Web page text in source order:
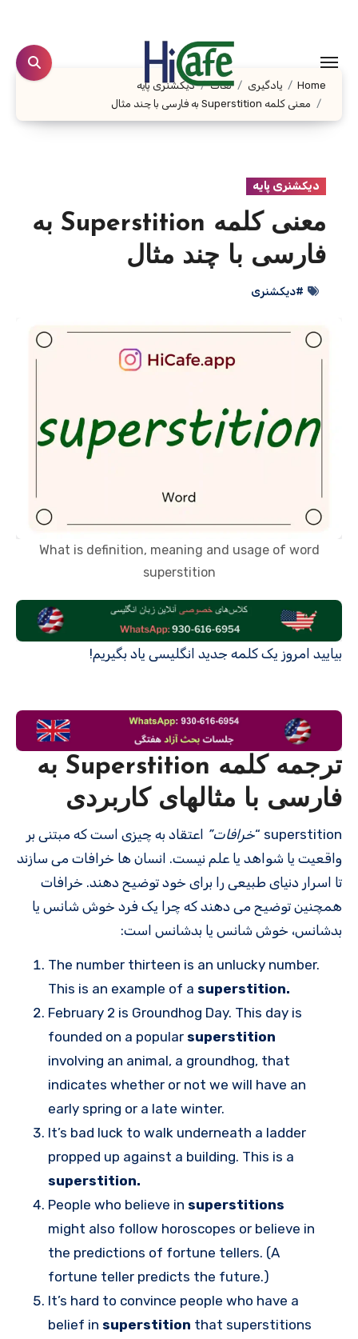
content
Home یادگیری لغات
دیکشنری پایه
معنی کلمه Superstition به فارسی با چند مثال
دیکشنری پایه
معنی کلمه Superstition به
فارسی با چند مثال
#دیکشنری
What is definition, meaning and usage of word
superstition
بیایید امروز یک کلمه جدید انگلیسی یاد بگیریم!
ترجمه کلمه Superstition به
فارسی با مثالهای کاربردی
superstition “ خرافات” اعتقاد به چیزی است که مبتنی بر
واقعیت یا شواهد یا علم نیست. انسان ها خرافات می سازند
تا اسرار دنیای طبیعی را برای خود توضیح دهند. خرافات
همچنین توضیح می دهند که چرا یک فرد خوش شانس یا
بدشانس، خوش شانس یا بدشانس است:
The number thirteen is an unlucky number.
This is an example of a superstition.
February 2 is Groundhog Day. This day is
founded on a popular superstition
involving an animal, a groundhog, that
indicates whether or not we will have an
early spring or a late winter.
It’s bad luck to walk underneath a ladder
propped up against a building. This is a
superstition.
People who believe in superstitions
might also follow horoscopes or believe in
the predictions of fortune tellers. (A
fortune teller predicts the future.)
It’s hard to convince people who have a
belief in superstition that superstitions